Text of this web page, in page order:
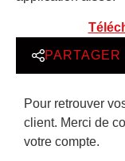
PARTAGER
Pour retrouver
client. Merci de
votre compte.